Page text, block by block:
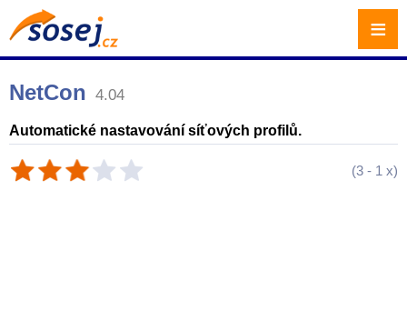
NetCon 4.04
Automatické nastavování síťových profilů.
(3 - 1 x)
≡